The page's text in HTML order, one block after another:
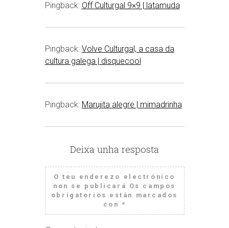
Pingback: Off Culturgal 9×9 | latamuda
Pingback: Volve Culturgal, a casa da
cultura galega | disquecool
Pingback: Marujita alegre | mimadrinha
Deixa unha resposta
O teu enderezo electrónico
non se publicará Os campos
obrigatorios están marcados
con *